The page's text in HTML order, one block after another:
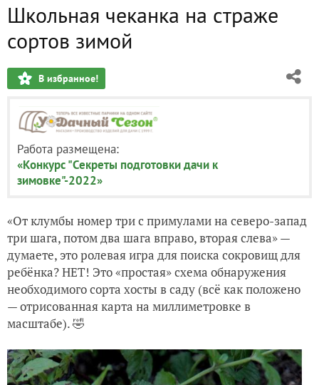
Школьная чеканка на страже
сортов зимой
В избранное!
Работа размещена:
«Конкурс "Секреты подготовки дачи к
зимовке"-2022»
«От клумбы номер три с примулами на северо-запад
три шага, потом два шага вправо, вторая слева» —
думаете, это ролевая игра для поиска сокровищ для
ребёнка? НЕТ! Это «простая» схема обнаружения
необходимого сорта хосты в саду (всё как положено
— отрисованная карта на миллиметровке в
масштабе). 🤣